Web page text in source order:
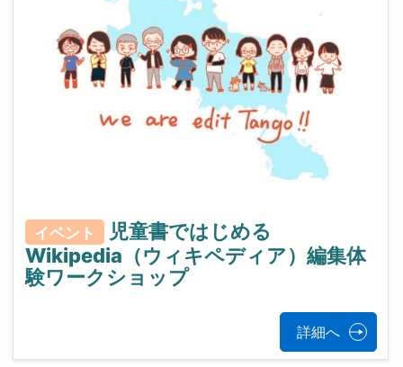
イベント
児童書ではじめる
Wikipedia（ウィキペディア）編集体
験ワークショップ
詳細へ